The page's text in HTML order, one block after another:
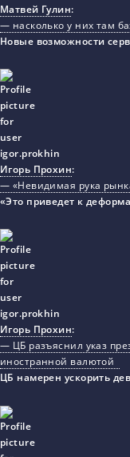
Матвей Гулин:
— насколько у них там
Новые возможности
Игорь Прохин:
— «Невидимая рука
«Это приведет к
Игорь Прохин:
— ЦБ разъяснил указ
иностранной валютой
ЦБ намерен ускорить